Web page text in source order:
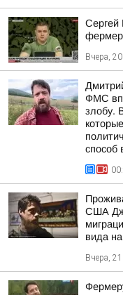
Сергей
Вчера,
ФМС
злобу.
способ
США
вида
Вчера,